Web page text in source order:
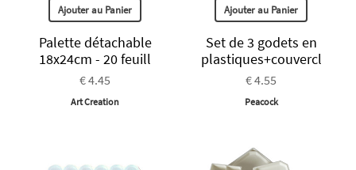
Ajouter au Panier
Palette détachable
18x24cm - 20 feuill
€ 4.45
Art Creation
Ajouter au Panier
Set de 3 godets en
plastiques+couvercl
€ 4.55
Peacock